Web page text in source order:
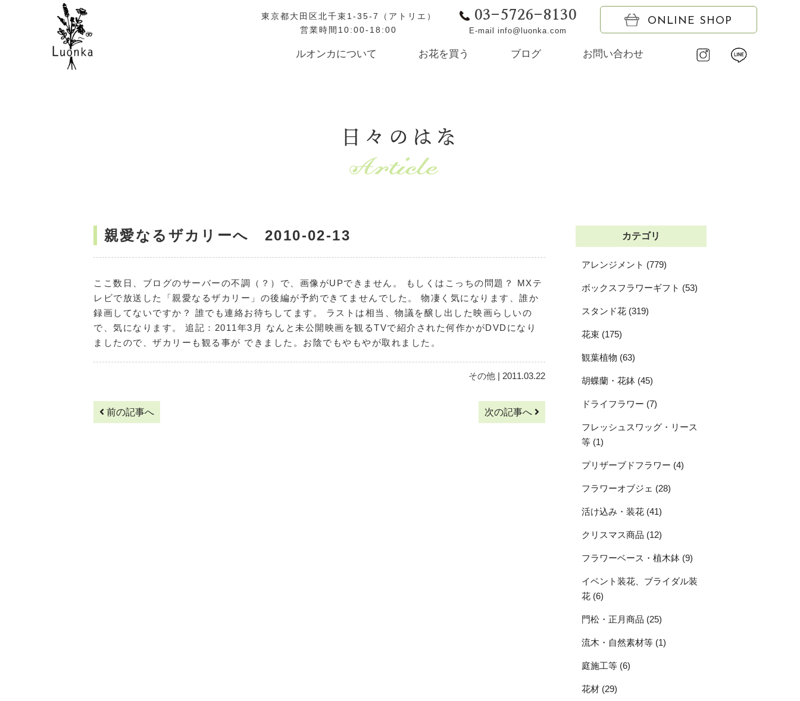
東京都大田区北千束1-35-7（アトリエ）
営業時間10:00-18:00
03-5726-8130
E-mail info@luonka.com
ONLINE SHOP
ルオンカについて お花を買う ブログ お問い合わせ
日々のはな
親愛なるザカリーへ 2010-02-13
ここ数日、ブログのサーバーの不調（？）で、画像がUPできません。 もしくはこっちの問題？ MXテ
レビで放送した「親愛なるザカリー」の後編が予約できてませんでした。 物凄く気になります、誰か
録画してないですか？ 誰でも連絡お待ちしてます。 ラストは相当、物議を醸し出した映画らしいの
で、気になります。 追記：2011年3月 なんと未公開映画を観るTVで紹介された何作かがDVDになり
ましたので、ザカリーも観る事が できました。お陰でもやもやが取れました。
その他| 2011.03.22
前の記事へ 次の記事へ
カテゴリ
アレンジメント (779)
ボックスフラワーギフト (53)
スタンド花 (319)
花束 (175)
観葉植物 (63)
胡蝶蘭・花鉢 (45)
ドライフラワー (7)
フレッシュスワッグ・リース
等 (1)
プリザーブドフラワー (4)
フラワーオブジェ (28)
活け込み・装花 (41)
クリスマス商品 (12)
フラワーベース・植木鉢 (9)
イベント装花、ブライダル装
花 (6)
門松・正月商品 (25)
流木・自然素材等 (1)
庭施工等 (6)
花材 (29)